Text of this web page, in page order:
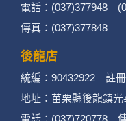
辨識財務
信用卡有
政府資料中
電話：(037)377948
傳真：(037)377848
後龍店
統編：90432922 註
地址：苗栗縣後龍鎮光
電話：(037)720778